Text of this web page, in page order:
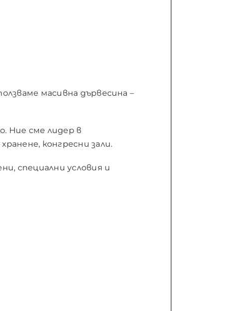
масивна дървесина –
Ние сме лидер в
конгресни зали.
специални условия и